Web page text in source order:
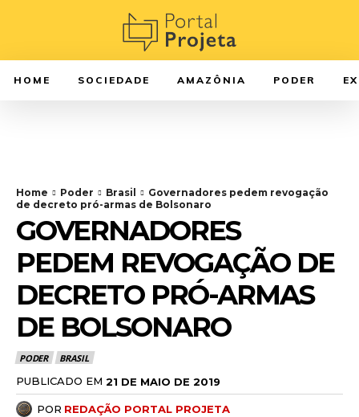
HOME SOCIEDADE AMAZÔNIA PODER
Home Poder Brasil
Governadores pedem revogação
de decreto pró-armas de Bolsonaro
GOVERNADORES
PEDEM REVOGAÇÃO DE
DECRETO PRÓ-ARMAS
DE BOLSONARO
PODER BRASIL
PUBLICADO EM 21 DE MAIO DE 2019
POR REDAÇÃO PORTAL PROJETA